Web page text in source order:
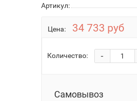
Артикул:
Цена: 34 733 руб
Количество: -
Самовывоз